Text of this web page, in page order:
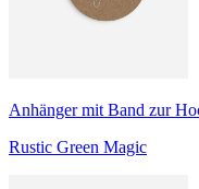
Anhänger mit Band zur
Rustic Green Magic